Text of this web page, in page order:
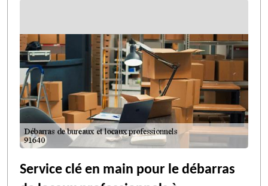
Service clé en main pour le débarras